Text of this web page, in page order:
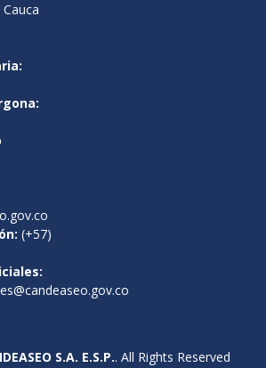
(+57)
S.A. E.S.P.. All Rights Reserved